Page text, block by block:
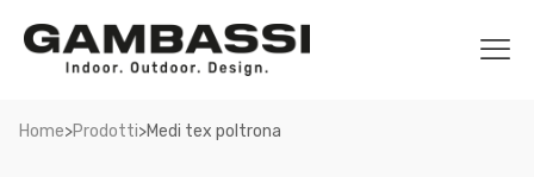
Home>Prodotti>Medi tex poltrona